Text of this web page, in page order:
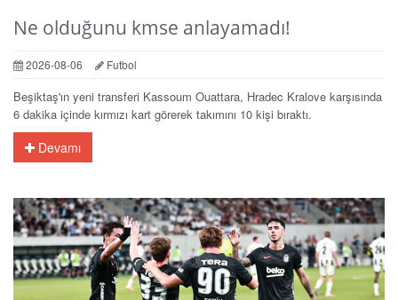
Ne olduğunu kmse anlayamadı!
2026-08-06 Futbol
Beşiktaş'ın yeni transferi Kassoum Ouattara, Hradec Kralove karşısında
6 dakika içinde kırmızı kart görerek takımını 10 kişi bıraktı.
Devamı